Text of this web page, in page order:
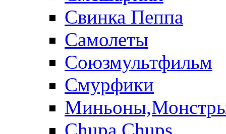
Свинка Пеппа
Самолеты
Союзмультфильм
Смурфики